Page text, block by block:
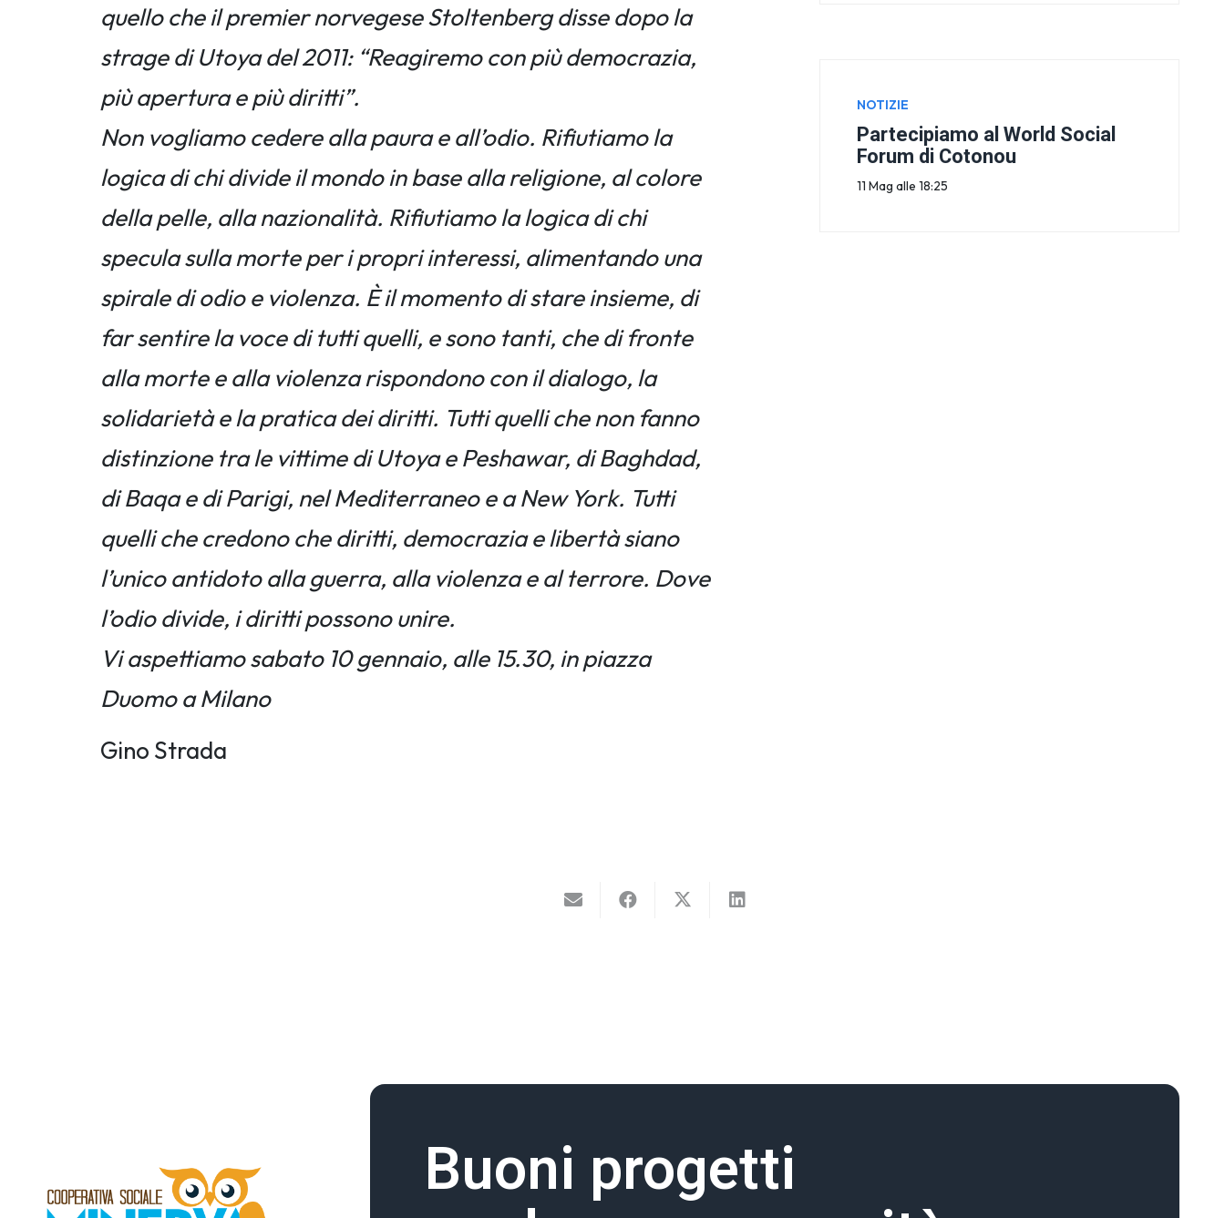
quello che il premier norvegese Stoltenberg disse dopo la
strage di Utoya del 2011: “Reagiremo con più democrazia,
più apertura e più diritti”.
Non vogliamo cedere alla paura e all’odio. Rifiutiamo la
logica di chi divide il mondo in base alla religione, al colore
della pelle, alla nazionalità. Rifiutiamo la logica di chi
specula sulla morte per i propri interessi, alimentando una
spirale di odio e violenza. È il momento di stare insieme, di
far sentire la voce di tutti quelli, e sono tanti, che di fronte
alla morte e alla violenza rispondono con il dialogo, la
solidarietà e la pratica dei diritti. Tutti quelli che non fanno
distinzione tra le vittime di Utoya e Peshawar, di Baghdad,
di Baqa e di Parigi, nel Mediterraneo e a New York. Tutti
quelli che credono che diritti, democrazia e libertà siano
l’unico antidoto alla guerra, alla violenza e al terrore. Dove
l’odio divide, i diritti possono unire.
Vi aspettiamo sabato 10 gennaio, alle 15.30, in piazza
Duomo a Milano
Gino Strada
NOTIZIE
Partecipiamo al World Social
Forum di Cotonou
11 Mag alle 18:25
Buoni progetti